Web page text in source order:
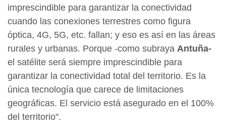
imprescindible para garantizar la conectividad
cuando las conexiones terrestres como figura
óptica, 4G, 5G, etc. fallan; y eso es así en las áreas
rurales y urbanas. Porque -como subraya Antuña-
el satélite será siempre imprescindible para
garantizar la conectividad total del territorio. Es la
única tecnología que carece de limitaciones
geográficas. El servicio está asegurado en el 100%
del territorio".